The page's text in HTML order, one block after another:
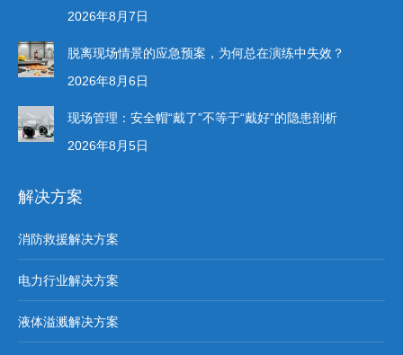
2026年8月7日
脱离现场情景的应急预案，为何总在演练中失效？
2026年8月6日
现场管理：安全帽“戴了”不等于“戴好”的隐患剖析
2026年8月5日
解决方案
消防救援解决方案
电力行业解决方案
液体溢溅解决方案